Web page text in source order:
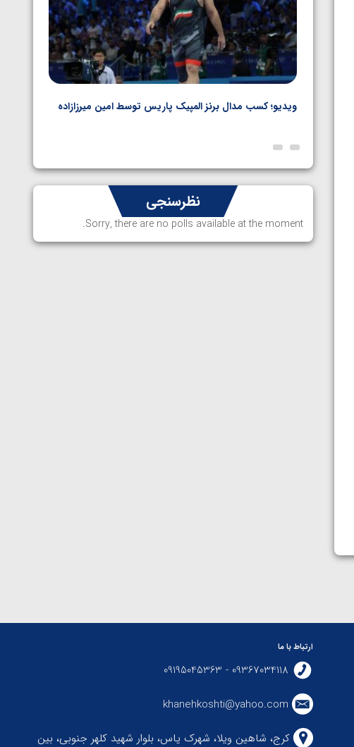
ویدیو؛ کسب مدال برنز المپیک پاریس توسط امین میرزازاده
نظرسنجی
Sorry, there are no polls available at the moment.
ارتباط با ما
09367034118 - 09195045363
khanehkoshti@yahoo.com
کرج، شاهین ویلا، شهرک یاس، بلوار شهید کلهر جنوبی، بین